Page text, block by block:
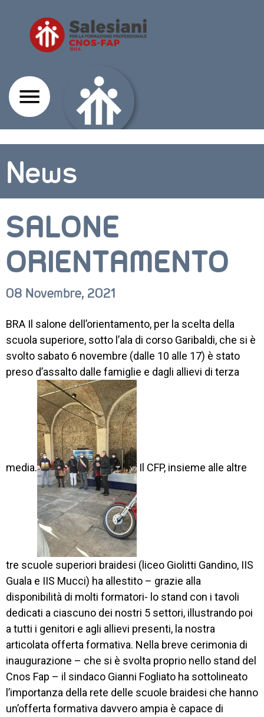
CORSI
NEWS
SETTORI
PROFESSIONALI
SERVIZI
AL
LAVORO
IL
CENTRO
PROGETTO
EDUCATIVO
News
SALONE
ORIENTAMENTO
08 Novembre, 2021
BRA Il salone dell’orientamento, per la scelta della
scuola superiore, sotto l’ala di corso Garibaldi, che si è
svolto sabato 6 novembre (dalle 10 alle 17) è stato
preso d’assalto dalle famiglie e dagli allievi di terza
media. Il CFP, insieme alle altre
tre scuole superiori braidesi (liceo Giolitti Gandino, IIS
Guala e IIS Mucci) ha allestito – grazie alla
disponibilità di molti formatori- lo stand con i tavoli
dedicati a ciascuno dei nostri 5 settori, illustrando poi
a tutti i genitori e agli allievi presenti, la nostra
articolata offerta formativa. Nella breve cerimonia di
inaugurazione – che si è svolta proprio nello stand del
Cnos Fap – il sindaco Gianni Fogliato ha sottolineato
l’importanza della rete delle scuole braidesi che hanno
un’offerta formativa davvero ampia è capace di